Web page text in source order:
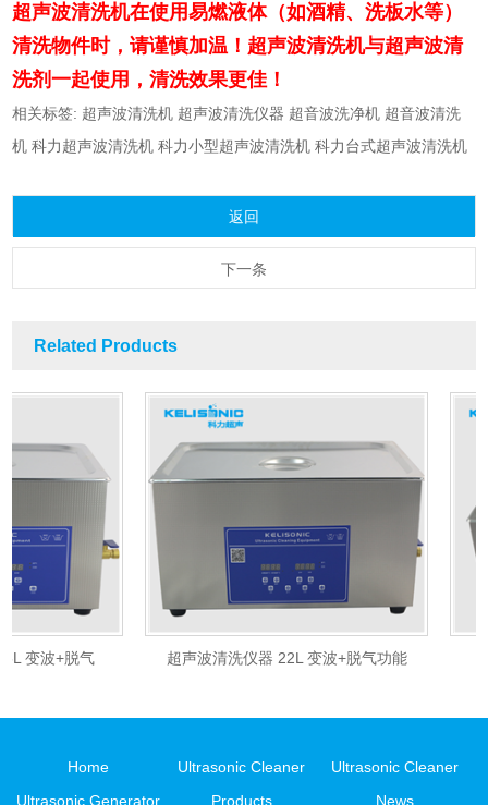
超声波清洗机在使用易燃液体（如酒精、洗板水等）
清洗物件时，请谨慎加温！超声波清洗机与超声波清
洗剂一起使用，清洗效果更佳！
相关标签: 超声波清洗机 超声波清洗仪器 超音波洗净机 超音波清洗
机 科力超声波清洗机 科力小型超声波清洗机 科力台式超声波清洗机
返回
下一条
Related Products
波+脱气 超声波清洗仪器 22L 变波+脱气功能
Home Ultrasonic Cleaner
Ultrasonic Cleaner
Ultrasonic Generator
Products News